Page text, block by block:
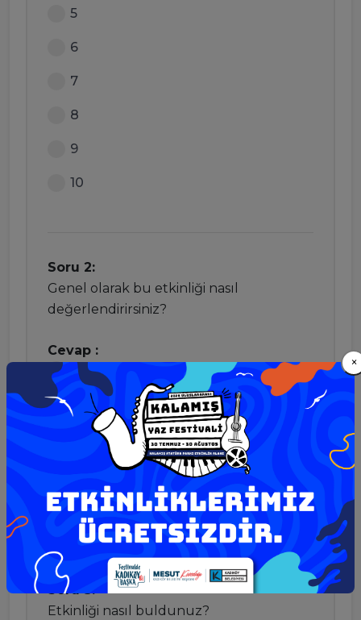
5
6
7
8
9
10
Soru 2:
Genel olarak bu etkinliği nasıl
değerlendirirsiniz?
Cevap :
Mükemmel
Gayet iyi
İyi
Başarısız
Çok kötü
Soru 3:
Etkinliği nasıl buldunuz?
×